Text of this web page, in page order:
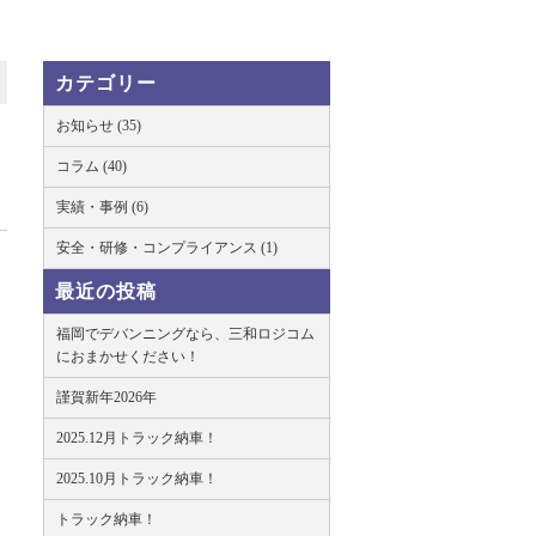
カテゴリー
お知らせ (35)
コラム (40)
実績・事例 (6)
安全・研修・コンプライアンス (1)
最近の投稿
福岡でデバンニングなら、三和ロジコム
におまかせください！
謹賀新年2026年
2025.12月トラック納車！
2025.10月トラック納車！
トラック納車！